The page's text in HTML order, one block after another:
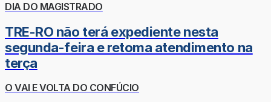
DIA DO MAGISTRADO
TRE-RO não terá expediente nesta
segunda-feira e retoma atendimento na
terça
O VAI E VOLTA DO CONFÚCIO